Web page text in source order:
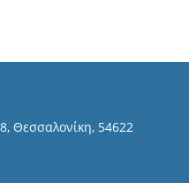
Θεσσαλονίκη, 54622